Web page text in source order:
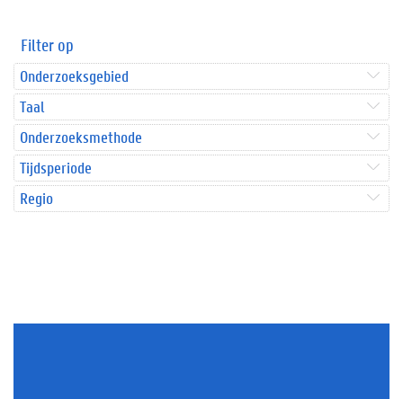
Filter op
Onderzoeksgebied
Taal
Onderzoeksmethode
Tijdsperiode
Regio